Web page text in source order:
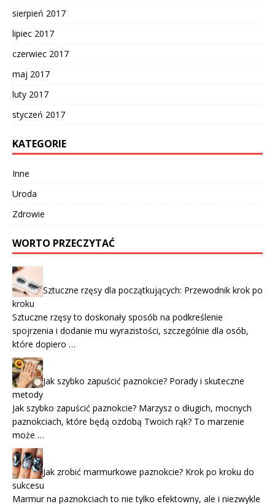
sierpień 2017
lipiec 2017
czerwiec 2017
maj 2017
luty 2017
styczeń 2017
KATEGORIE
Inne
Uroda
Zdrowie
WORTO PRZECZYTAĆ
Sztuczne rzęsy dla początkujących: Przewodnik krok po
kroku
Sztuczne rzęsy to doskonały sposób na podkreślenie
spojrzenia i dodanie mu wyrazistości, szczególnie dla osób,
które dopiero …
Jak szybko zapuścić paznokcie? Porady i skuteczne
metody
Jak szybko zapuścić paznokcie? Marzysz o długich, mocnych
paznokciach, które będą ozdobą Twoich rąk? To marzenie
może …
Jak zrobić marmurkowe paznokcie? Krok po kroku do
sukcesu
Marmur na paznokciach to nie tylko efektowny, ale i niezwykle